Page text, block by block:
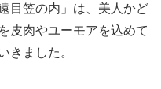
目笠の内」は、美人かど
皮肉やユーモアを込めて
きました。